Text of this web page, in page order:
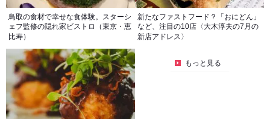
鳥取の食材で幸せな食体験。スターシ
ェフ監修の隠れ家ビストロ（東京・恵
比寿）
新たなファストフード？「おにどん」
など、注目の10店〈大木淳夫の7月の
新店アドレス〉
もっと見る